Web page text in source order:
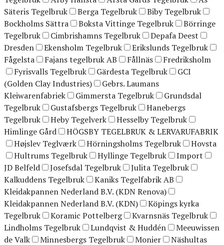
Säteris Tegelbruk
Berga Tegelbruk
Biby Tegelbruk
Bockholms Sättra
Boksta Vittinge Tegelbruk
Börringe
Tegelbruk
Cimbrishamns Tegelbruk
Depafa Deest
Dresden
Ekensholm Tegelbruk
Erikslunds Tegelbruk
Fågelsta
Fajans tegelbruk AB Fållnäs
Fredriksholm
Fyrisvalls Tegelbruk
Gärdesta Tegelbruk
GCI
(Golden Clay Industries)
Gebrs. Laumans
Kleiwarenfabriek
Gimmersta Tegelbruk
Grundsdal
Tegelbruk
Gustafsbergs Tegelbruk
Hanebergs
Tegelbruk
Heby Tegelverk
Hesselby Tegelbruk
Himlinge Gård
HÖGSBY TEGELBRUK & LERVARUFABRIK
Højslev Teglværk
Hörningsholms Tegelbruk
Hovsta
Hultrums Tegelbruk
Hyllinge Tegelbruk
Import
JD Belfeld
Josefsdal Tegelbruk
Julita Tegelbruk
Kalkuddens Tegelbruk
Kaniks Tegelfabrik AB
Kleidakpannen Nederland B.V. (KDN Renova)
Kleidakpannen Nederland B.V. (KDN)
Köpings kyrka
Tegelbruk
Koramic Pottelberg
Kvarnsnäs Tegelbruk
Lindholms Tegelbruk
Lundqvist & Huddén
Meeuwissen
de Valk
Minnesbergs Tegelbruk Monier
Näshultas